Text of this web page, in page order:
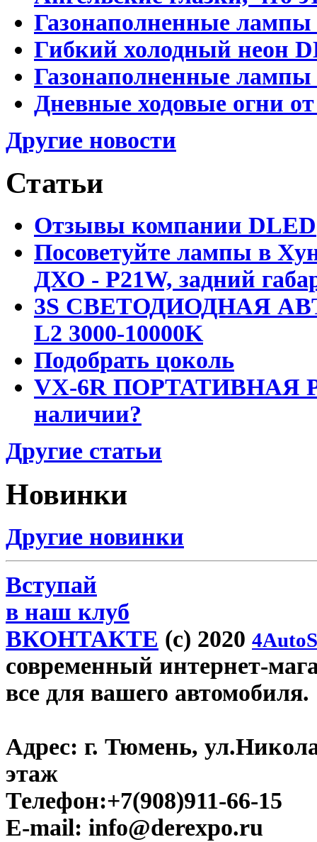
Газонаполненные
Гибкий холодный неон
Газонаполненные
Дневные ходовые огни
Другие новости
Статьи
Отзывы компании DLED
Посоветуйте лампы в
ДХО - P21W, задний
3S СВЕТОДИОДНАЯ
L2 3000-10000K
Подобрать цоколь
VX-6R ПОРТАТИВНАЯ
наличии?
Другие статьи
Новинки
Другие новинки
Вступай
в наш клуб
ВКОНТАКТЕ (c) 2020
современный интернет-
все для вашего автомобиля.
Адрес: г. Тюмень,
этаж
Телефон:+7(908)911-66-15
E-mail: info@derexpo.ru